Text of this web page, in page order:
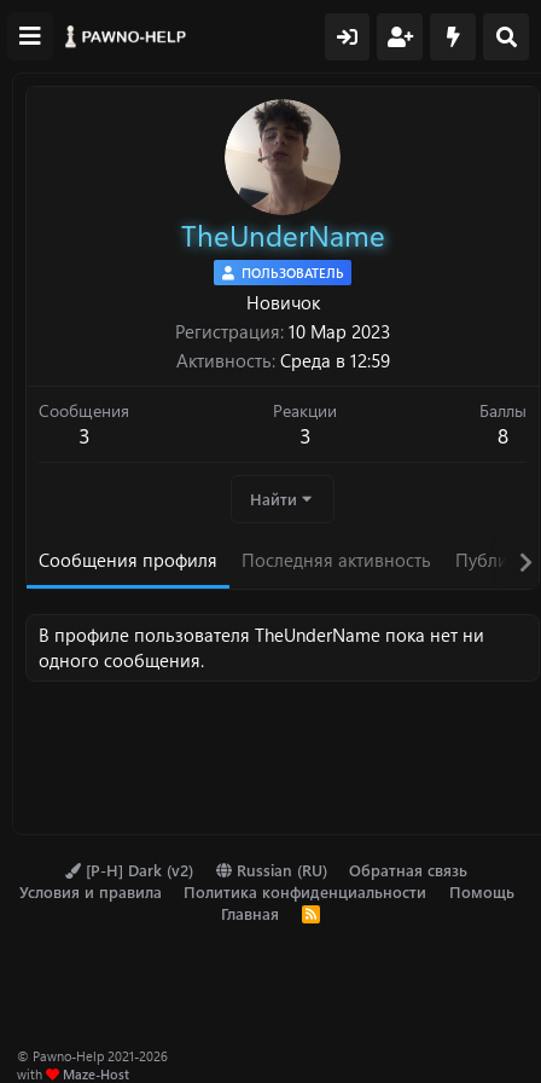
TheUnderName
ПОЛЬЗОВАТЕЛЬ
Новичок
Регистрация 10 Мар 2023
Активность Среда в 12:59
Сообщения
3
Реакции
3
Баллы
8
Найти
Сообщения профиля Последняя активность
В профиле пользователя TheUnderName пока нет ни
одного сообщения.
[P-H] Dark (v2) Russian (RU)
Обратная связь
Условия и правила
Политика конфиденциальности
Помощь
Главная
R
© Pawno-Help 2021-2026
with
Maze-Host